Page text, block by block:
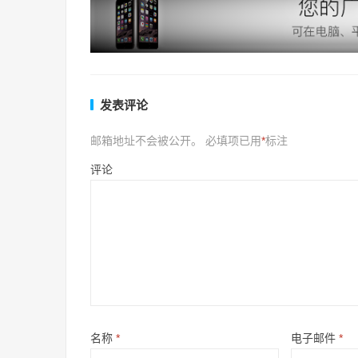
发表评论
邮箱地址不会被公开。 必填项已用*标注
评论
名称 * 电子邮件 *